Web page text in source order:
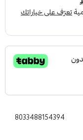
8033488154394